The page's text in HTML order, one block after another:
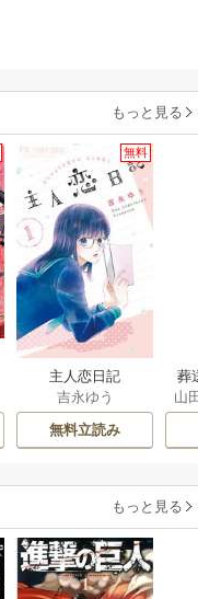
もっと見る
無料
主人恋日記
吉永ゆう
無料立読み
葬
山
もっと見る